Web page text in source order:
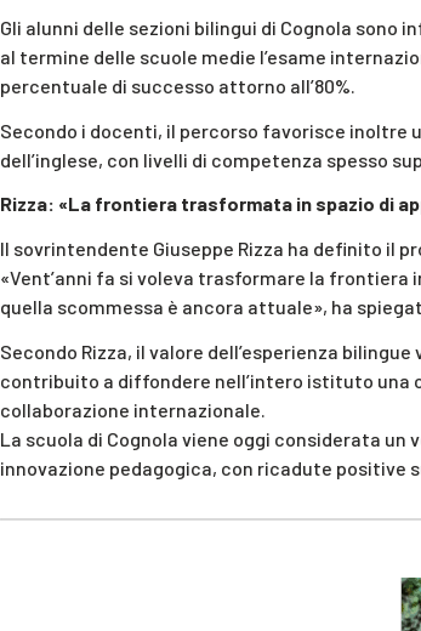
Gli alunni delle sezioni bilingui di Cognola sono
al termine delle scuole medie l’esame
percentuale di successo attorno all’80%.
Secondo i docenti, il percorso favorisce inoltre
dell’inglese, con livelli di competenza spesso
Rizza: «La frontiera trasformata in spazio di
Il sovrintendente Giuseppe Rizza ha definito il
«Vent’anni fa si voleva trasformare la frontiera
quella scommessa è ancora attuale», ha
Secondo Rizza, il valore dell’esperienza
contribuito a diffondere nell’intero istituto una
collaborazione internazionale.
La scuola di Cognola viene oggi considerata
innovazione pedagogica, con ricadute positive